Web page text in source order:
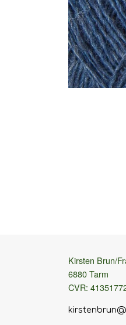
Kirsten Brun/
6880 Tarm
CVR: